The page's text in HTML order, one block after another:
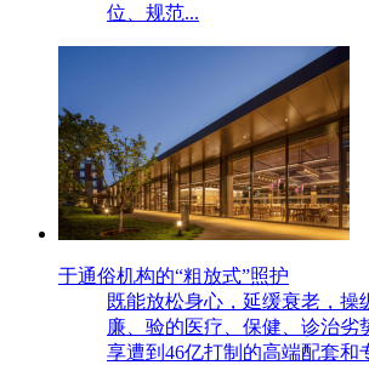
位、规范...
于通俗机构的“粗放式”照护
既能放松身心，延缓衰老，操
廉、验的医疗、保健、诊治劣
享遭到46亿打制的高端配套和